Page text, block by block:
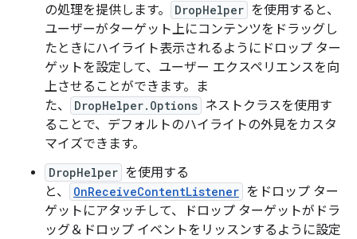
の処理を提供します。
DropHelper を使用すると、
ユーザーがターゲット上にコンテンツをドラッグし
たときにハイライト表示されるようにドロップ ター
ゲットを設定して、ユーザー エクスペリエンスを向
上させることができます。ま
た、
DropHelper.Options ネストクラスを使用す
ることで、デフォルトのハイライトの外見をカスタ
マイズできます。
DropHelper を使用する
と、
OnReceiveContentListener をドロップ ター
ゲットにアタッチして、ドロップ ターゲットがドラ
ッグ＆ドロップ イベントをリッスンするように設定